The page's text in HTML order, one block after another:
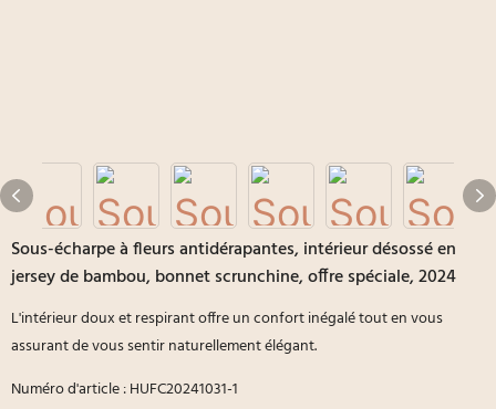
Sous-écharpe à fleurs antidérapantes, intérieur désossé en
jersey de bambou, bonnet scrunchine, offre spéciale, 2024
L'intérieur doux et respirant offre un confort inégalé tout en vous
assurant de vous sentir naturellement élégant.
Numéro d'article : HUFC20241031-1